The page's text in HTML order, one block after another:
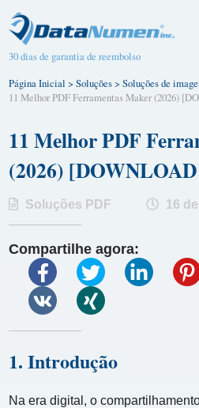
30 dias de garantia de reembolso
Página Inicial >Soluções>Soluções de
11 Melhor PDF Ferramentas Maker (2026)
11 Melhor PDF
(2026)
Soluções PDF 16
Compartilhe agora:
1. Introdução
Na era digital, o